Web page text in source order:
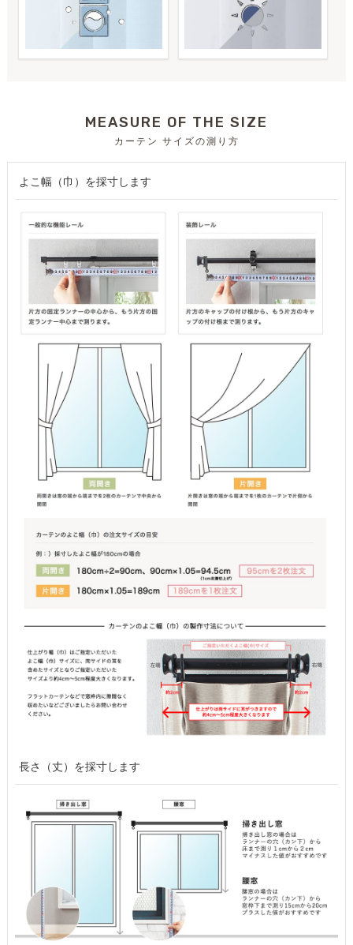
MEASURE OF THE SIZE
カーテン サイズの測り方
よこ幅（巾）を採寸します
長さ（丈）を採寸します